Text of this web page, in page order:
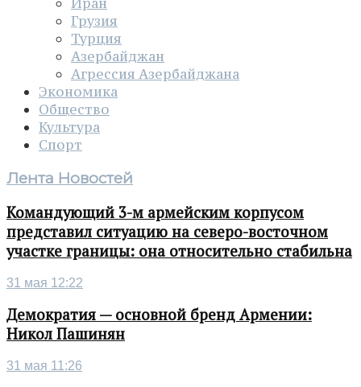
Иран
Грузия
Турция
Азербайджан
Агрессия Азербайджана
Экономика
Общество
Культура
Спорт
Лента Новостей
Командующий 3-м армейским корпусом
представил ситуацию на северо-восточном
участке границы: она относительно стабильна
31 мая 12:22
Демократия — основной бренд Армении:
Никол Пашинян
31 мая 11:26